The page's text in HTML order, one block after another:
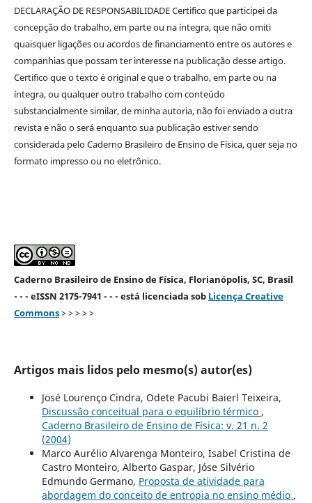
DECLARAÇÃO DE RESPONSABILIDADE Certifico que participei da
concepção do trabalho, em parte ou na íntegra, que não omiti
quaisquer ligações ou acordos de financiamento entre os autores e
companhias que possam ter interesse na publicação desse artigo.
Certifico que o texto é original e que o trabalho, em parte ou na
íntegra, ou qualquer outro trabalho com conteúdo
substancialmente similar, de minha autoria, não foi enviado a outra
revista e não o será enquanto sua publicação estiver sendo
considerada pelo Caderno Brasileiro de Ensino de Física, quer seja no
formato impresso ou no eletrônico.
Caderno Brasileiro de Ensino de Física, Florianópolis, SC, Brasil
- - - eISSN 2175-7941 - - - está licenciada sob Licença Creative
Commons> > > > >
Artigos mais lidos pelo mesmo(s) autor(es)
José Lourenço Cindra, Odete Pacubi Baierl Teixeira,
Discussão conceitual para o equilíbrio térmico ,
Caderno Brasileiro de Ensino de Física: v. 21 n. 2
(2004)
Marco Aurélio Alvarenga Monteiro, Isabel Cristina de
Castro Monteiro, Alberto Gaspar, Jóse Silvério
Edmundo Germano, Proposta de atividade para
abordagem do conceito de entropia no ensino médio ,